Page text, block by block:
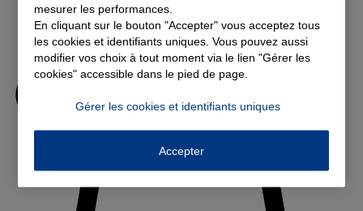
mesurer les performances.
En cliquant sur le bouton "Accepter" vous acceptez tous
les cookies et identifiants uniques. Vous pouvez aussi
modifier vos choix à tout moment via le lien "Gérer les
cookies" accessible dans le pied de page.
Gérer les cookies et identifiants uniques
Accepter